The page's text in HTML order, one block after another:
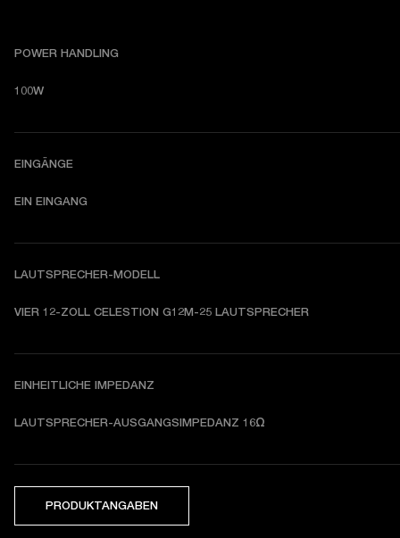
POWER HANDLING
100W
EINGÄNGE
EIN EINGANG
LAUTSPRECHER-MODELL
VIER 12-ZOLL CELESTION G12M-25 LAUTSPRECHER
EINHEITLICHE IMPEDANZ
LAUTSPRECHER-AUSGANGSIMPEDANZ 16Ω
PRODUKTANGABEN